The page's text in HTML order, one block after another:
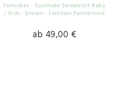
Famvibes - Soulmate Sweatshirt Baby
/ Kids - brown - Familien Partnerlook
ab 49,00 €